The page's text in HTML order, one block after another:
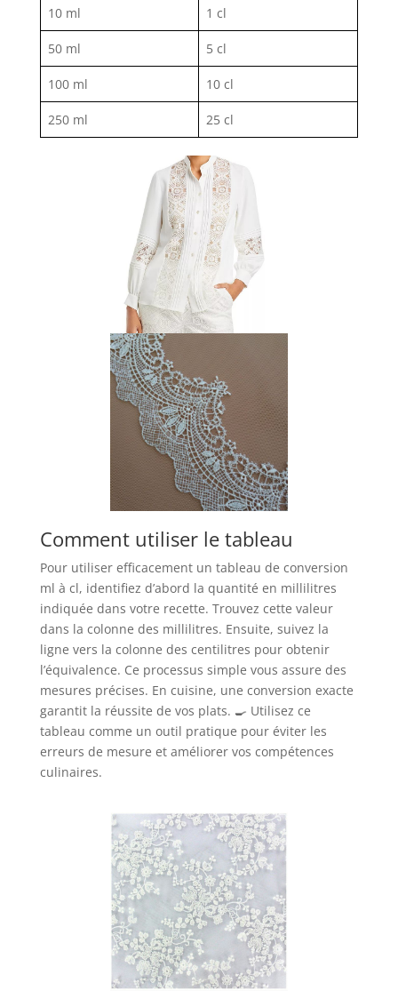
10 ml 1 cl
50 ml 5 cl
100 ml 10 cl
250 ml 25 cl
Comment utiliser le tableau
Pour utiliser efficacement un tableau de conversion
ml à cl, identifiez d’abord la quantité en millilitres
indiquée dans votre recette. Trouvez cette valeur
dans la colonne des millilitres. Ensuite, suivez la
ligne vers la colonne des centilitres pour obtenir
l’équivalence. Ce processus simple vous assure des
mesures précises. En cuisine, une conversion exacte
garantit la réussite de vos plats. 🍳 Utilisez ce
tableau comme un outil pratique pour éviter les
erreurs de mesure et améliorer vos compétences
culinaires.